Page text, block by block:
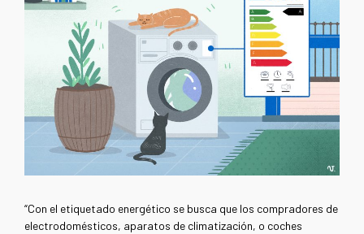
“Con el etiquetado energético se busca que los compradores de
electrodomésticos, aparatos de climatización, o coches